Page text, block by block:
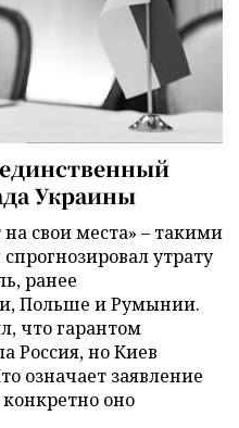
Украины
свои места» – такими
утрату
ранее
Польше и Румынии.
что гарантом
Россия, но Киев
означает заявление
оно